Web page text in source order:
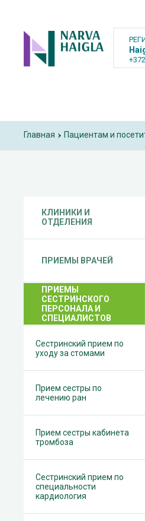
Главная Пациентам и
КЛИНИКИ И
ОТДЕЛЕНИЯ
ПРИЕМЫ ВРАЧЕЙ
ПРИЕМЫ
СЕСТРИНСКОГО
ПЕРСОНАЛА И
СПЕЦИАЛИСТОВ
Сестринский прием по
уходу за стомами
Прием сестры по
лечению ран
Прием сестры кабинета
тромбоза
Сестринский прием по
специальности
кардиология